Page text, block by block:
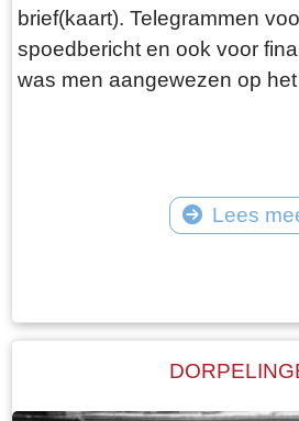
brief(kaart). Telegrammen
spoedbericht en ook voor
was men aangewezen op
Lees